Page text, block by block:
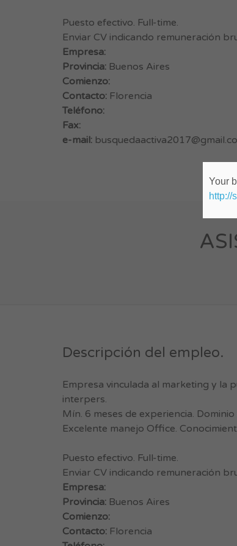
Puesto efectivo. Full-time.
Enviar CV indicando remuneración
Empresa:
Provincia: Buenos Aires
Comienzo:
Contacto: Florencia
Teléfono:
Fax:
e-mail:
Descripción del empleo.
Empresa vinculada al marketing y la
interpers.
Mín. 6 meses de experiencia. Dominio
Excelente manejo Office.
Puesto efectivo. Full-time.
Enviar CV indicando remuneración
Empresa:
Provincia: Buenos Aires
Comienzo:
Contacto: Florencia
Your
http://